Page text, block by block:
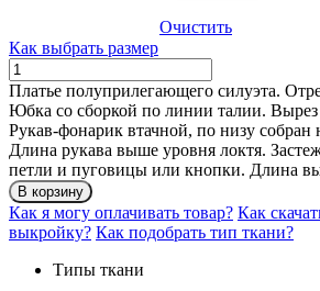
Очистить
Как выбрать размер
Количество
ПЛАТЬЕ
ЛИНДА
Платье полуприлегающего силуэта.
Юбка со сборкой по линии талии.
Рукав-фонарик втачной, по низу собран
Длина рукава выше уровня локтя.
петли и пуговицы или кнопки. Длина
В корзину
Как я могу оплачивать товар? Как
выкройку? Как подобрать тип ткани?
Типы ткани